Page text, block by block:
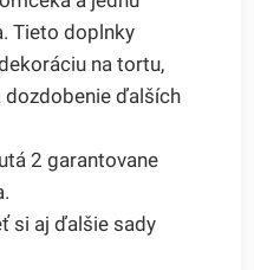
Tieto doplnky
na tortu,
dozdobenie ďalších
2 garantovane
si aj ďalšie sady